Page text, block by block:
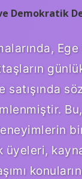
Demokratik
satışında
üyeleri,